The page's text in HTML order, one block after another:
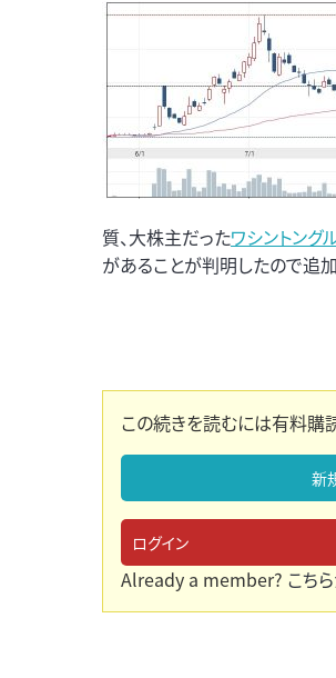
質、大株主だったワシントング
があることが判明したので追加
この続きを読むには有料購
新
ログイン
Already a member? こち